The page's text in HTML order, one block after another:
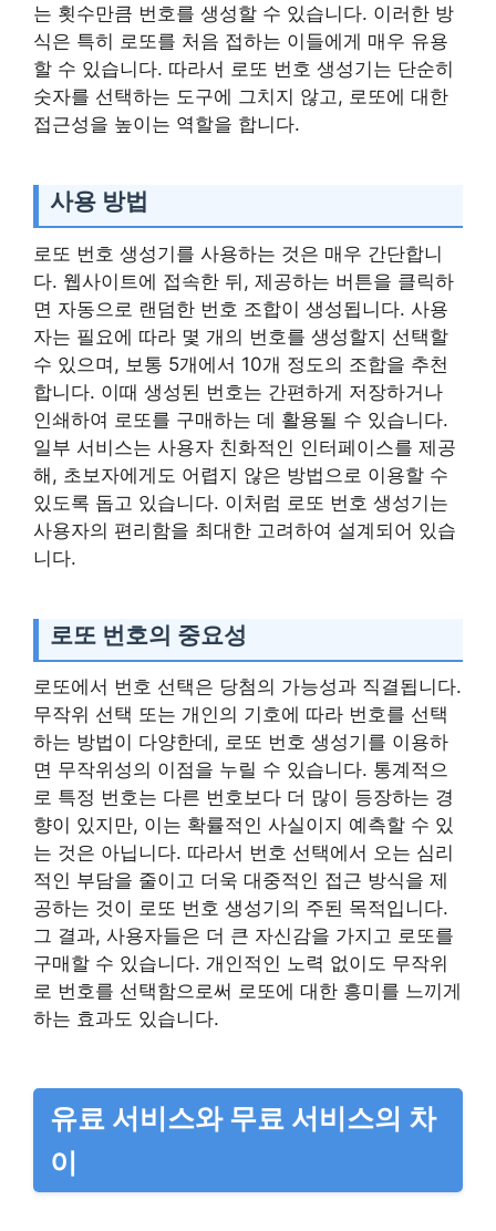
는 횟수만큼 번호를 생성할 수 있습니다. 이러한 방
식은 특히 로또를 처음 접하는 이들에게 매우 유용
할 수 있습니다. 따라서 로또 번호 생성기는 단순히
숫자를 선택하는 도구에 그치지 않고, 로또에 대한
접근성을 높이는 역할을 합니다.
사용 방법
로또 번호 생성기를 사용하는 것은 매우 간단합니
다. 웹사이트에 접속한 뒤, 제공하는 버튼을 클릭하
면 자동으로 랜덤한 번호 조합이 생성됩니다. 사용
자는 필요에 따라 몇 개의 번호를 생성할지 선택할
수 있으며, 보통 5개에서 10개 정도의 조합을 추천
합니다. 이때 생성된 번호는 간편하게 저장하거나
인쇄하여 로또를 구매하는 데 활용될 수 있습니다.
일부 서비스는 사용자 친화적인 인터페이스를 제공
해, 초보자에게도 어렵지 않은 방법으로 이용할 수
있도록 돕고 있습니다. 이처럼 로또 번호 생성기는
사용자의 편리함을 최대한 고려하여 설계되어 있습
니다.
로또 번호의 중요성
로또에서 번호 선택은 당첨의 가능성과 직결됩니다.
무작위 선택 또는 개인의 기호에 따라 번호를 선택
하는 방법이 다양한데, 로또 번호 생성기를 이용하
면 무작위성의 이점을 누릴 수 있습니다. 통계적으
로 특정 번호는 다른 번호보다 더 많이 등장하는 경
향이 있지만, 이는 확률적인 사실이지 예측할 수 있
는 것은 아닙니다. 따라서 번호 선택에서 오는 심리
적인 부담을 줄이고 더욱 대중적인 접근 방식을 제
공하는 것이 로또 번호 생성기의 주된 목적입니다.
그 결과, 사용자들은 더 큰 자신감을 가지고 로또를
구매할 수 있습니다. 개인적인 노력 없이도 무작위
로 번호를 선택함으로써 로또에 대한 흥미를 느끼게
하는 효과도 있습니다.
유료 서비스와 무료 서비스의 차
이